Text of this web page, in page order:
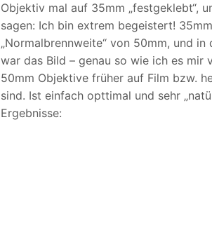
Objektiv mal auf 35mm „festgeklebt“,
sagen: Ich bin extrem begeistert!
„Normalbrennweite“ von 50mm, und
war das Bild – genau so wie ich es mir
50mm Objektive früher auf Film bzw.
sind. Ist einfach opttimal und sehr
Ergebnisse: